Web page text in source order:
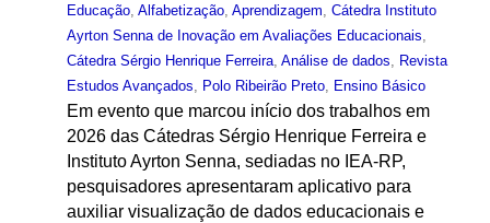
Educação, Alfabetização, Aprendizagem, Cátedra Instituto
Ayrton Senna de Inovação em Avaliações Educacionais,
Cátedra Sérgio Henrique Ferreira, Análise de dados, Revista
Estudos Avançados, Polo Ribeirão Preto, Ensino Básico
Em evento que marcou início dos trabalhos em
2026 das Cátedras Sérgio Henrique Ferreira e
Instituto Ayrton Senna, sediadas no IEA-RP,
pesquisadores apresentaram aplicativo para
auxiliar visualização de dados educacionais e